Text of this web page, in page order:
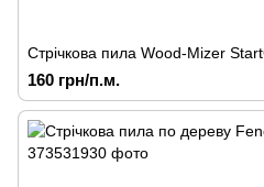
Стрічкова пила Wood-Mizer
160 грн/п.м.